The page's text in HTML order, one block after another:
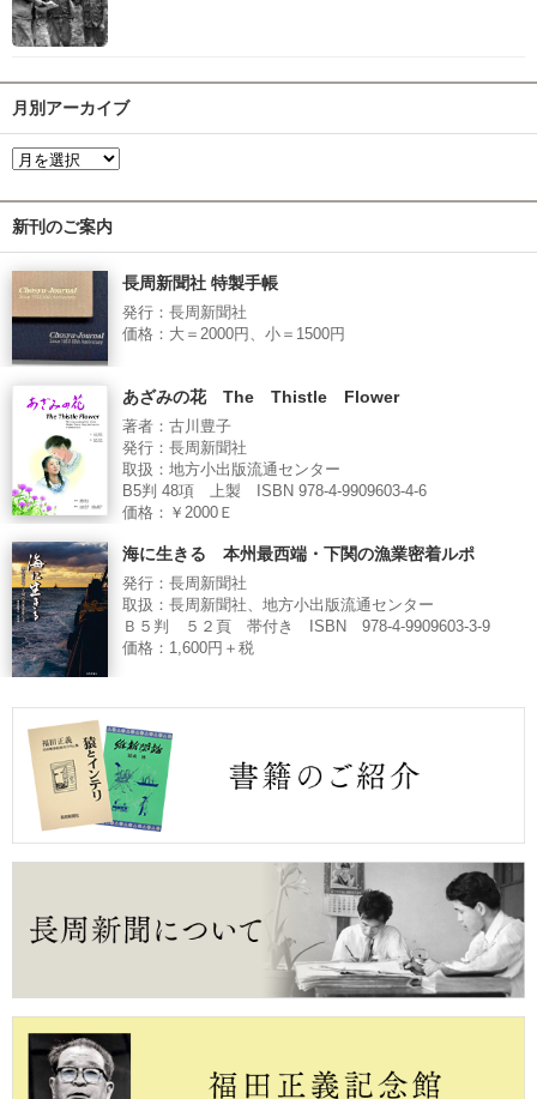
月別アーカイブ
新刊のご案内
長周新聞社 特製手帳
発行：長周新聞社
価格：大＝2000円、小＝1500円
あざみの花 The Thistle Flower
著者：古川豊子
発行：長周新聞社
取扱：地方小出版流通センター
B5判 48項 上製 ISBN 978-4-9909603-4-6
価格：￥2000Ｅ
海に生きる 本州最西端・下関の漁業密着ルポ
発行：長周新聞社
取扱：長周新聞社、地方小出版流通センター
Ｂ５判 ５２頁 帯付き ISBN 978-4-9909603-3-9
価格：1,600円＋税